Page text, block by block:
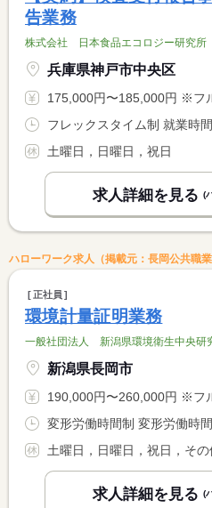
告業務
株式会社 日本食品エコロジー研究所
兵庫県神戸市中央区
175,000円〜185,000円 ※フルタイム求人の場合は月額（換算
土曜日，日曜日，祝日
求人詳細を見る (
ハローワーク求人（掲載元：長岡公共職業
正社員
環境計量証明業務
一般社団法人 新潟県環境衛生中央研
新潟県長岡市
190,000円〜260,000円 ※フルタイム求人の場合は月額（換算
土曜日，日曜日，祝日，その
求人詳細を見る (